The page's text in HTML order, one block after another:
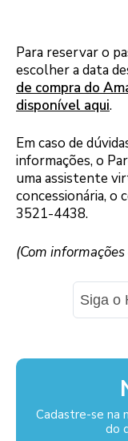
Para reservar o
escolher a data
de compra do
disponível aqui.
Em caso de
informações, o
uma assistente
concessionária, o
3521-4438.
(Com
Siga o
Cadastre-se na
do